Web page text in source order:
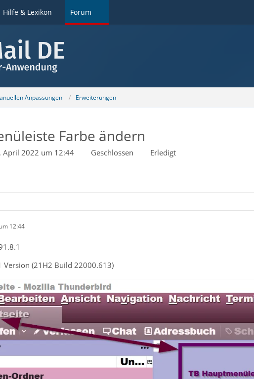
Hilfe & Lexikon Forum
Anpassungen Erweiterungen
Farbe ändern
April 2022 um 12:44 Geschlossen Erledigt
12:44
Version (21H2 Build 22000.613)